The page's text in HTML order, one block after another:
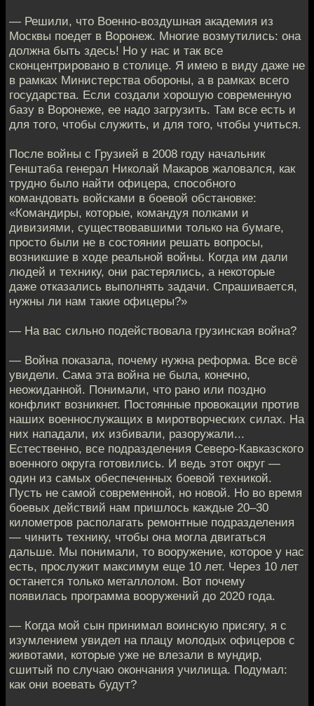
— Решили, что Военно-воздушная академия из
Москвы поедет в Воронеж. Многие возмутились: она
должна быть здесь! Но у нас и так все
сконцентрировано в столице. Я имею в виду даже не
в рамках Министерства обороны, а в рамках всего
государства. Если создали хорошую современную
базу в Воронеже, ее надо загрузить. Там все есть и
для того, чтобы служить, и для того, чтобы учиться.
После войны с Грузией в 2008 году начальник
Генштаба генерал Николай Макаров жаловался, как
трудно было найти офицера, способного
командовать войсками в боевой обстановке:
«Командиры, которые, командуя полками и
дивизиями, существовавшими только на бумаге,
просто были не в состоянии решать вопросы,
возникшие в ходе реальной войны. Когда им дали
людей и технику, они растерялись, а некоторые
даже отказались выполнять задачи. Спрашивается,
нужны ли нам такие офицеры?»
— На вас сильно подействовала грузинская война?
— Война показала, почему нужна реформа. Все всё
увидели. Сама эта война не была, конечно,
неожиданной. Понимали, что рано или поздно
конфликт возникнет. Постоянные провокации против
наших военнослужащих в миротворческих силах. На
них нападали, их избивали, разоружали...
Естественно, все подразделения Северо-Кавказского
военного округа готовились. И ведь этот округ —
один из самых обеспеченных боевой техникой.
Пусть не самой современной, но новой. Но во время
боевых действий нам пришлось каждые 20–30
километров располагать ремонтные подразделения
— чинить технику, чтобы она могла двигаться
дальше. Мы понимали, то вооружение, которое у нас
есть, прослужит максимум еще 10 лет. Через 10 лет
останется только металлолом. Вот почему
появилась программа вооружений до 2020 года.
— Когда мой сын принимал воинскую присягу, я с
изумлением увидел на плацу молодых офицеров с
животами, которые уже не влезали в мундир,
сшитый по случаю окончания училища. Подумал:
как они воевать будут?